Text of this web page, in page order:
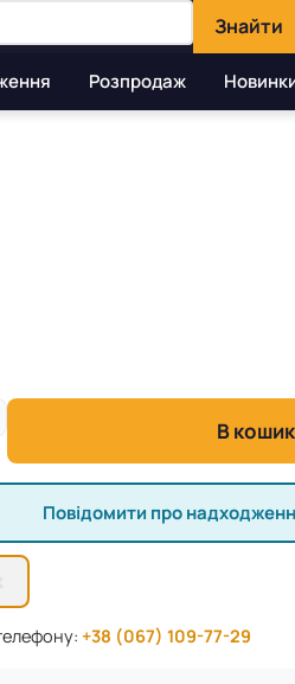
Знайти
Розпродаж
В кошик
Повідомити про
+38 (067) 109-77-29